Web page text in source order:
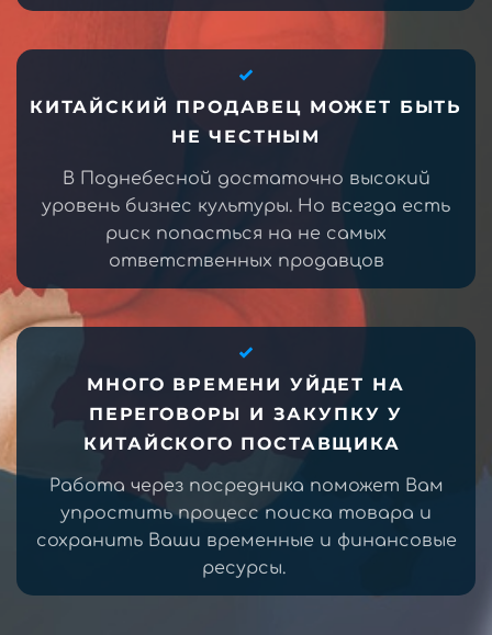
КИТАЙСКИЙ ПРОДАВЕЦ МОЖЕТ БЫТЬ
НЕ ЧЕСТНЫМ
В Поднебесной достаточно высокий
уровень бизнес культуры. Но всегда есть
риск попасться на не самых
ответственных продавцов
МНОГО ВРЕМЕНИ УЙДЕТ НА
ПЕРЕГОВОРЫ И ЗАКУПКУ У
КИТАЙСКОГО ПОСТАВЩИКА
Работа через посредника поможет Вам
упростить процесс поиска товара и
сохранить Ваши временные и финансовые
ресурсы.